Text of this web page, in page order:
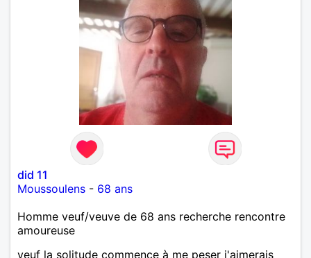
did 11
Moussoulens - 68 ans
Homme veuf/veuve de 68 ans recherche rencontre
amoureuse
veuf la solitude commence à me peser j'aimerais